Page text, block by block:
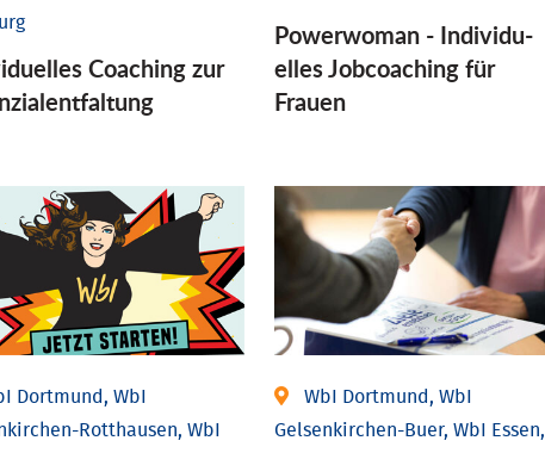
Coaching zur
Powerwoman - Individu­
elles Job­coaching für
Frauen
Dortmund, WbI
Rotthausen, WbI
WbI Dortmund, WbI
Gelsenkirchen-Buer, WbI Essen,